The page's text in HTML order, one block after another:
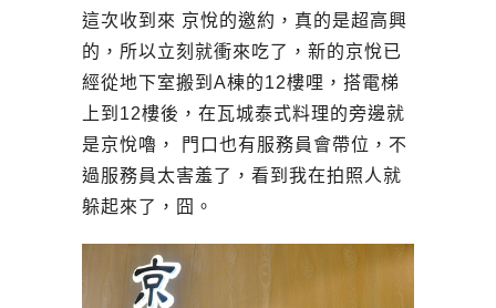
這次收到來 京悅的邀約，真的是超高興
的，所以立刻就衝來吃了，新的京悅已
經從地下室搬到A棟的12樓哩，搭電梯
上到12樓後，在瓦城泰式料理的旁邊就
是京悅嚕， 門口也有服務員會帶位，不
過服務員太害羞了，看到我在拍照人就
躲起來了，囧。